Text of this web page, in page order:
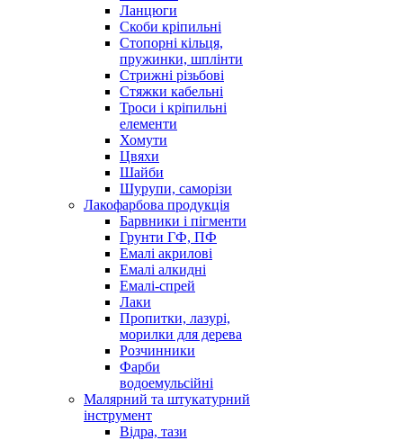
Ланцюги
Скоби кріпильні
Стопорні кільця,
пружинки, шплінти
Стрижні різьбові
Стяжки кабельні
Троси і кріпильні
елементи
Хомути
Цвяхи
Шайби
Шурупи, саморізи
Лакофарбова продукція
Барвники і пігменти
Грунти ГФ, ПФ
Емалі акрилові
Емалі алкидні
Емалі-спрей
Лаки
Пропитки, лазурі,
морилки для дерева
Розчинники
Фарби
водоемульсійні
Малярний та штукатурний
інструмент
Відра, тази